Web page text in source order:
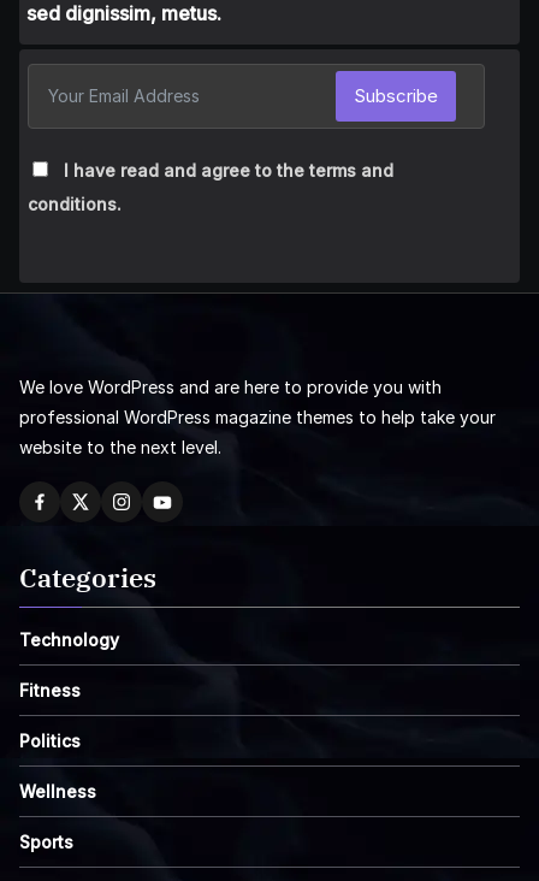
sed dignissim, metus.
I have read and agree to the terms and
conditions.
Subscribe
We love WordPress and are here to provide you with
professional WordPress magazine themes to help take your
website to the next level.
Categories
Technology
Fitness
Politics
Wellness
Sports